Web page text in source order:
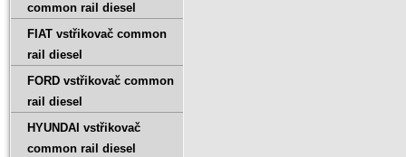
common rail diesel
FIAT vstřikovač common
rail diesel
FORD vstřikovač common
rail diesel
HYUNDAI vstřikovač
common rail diesel